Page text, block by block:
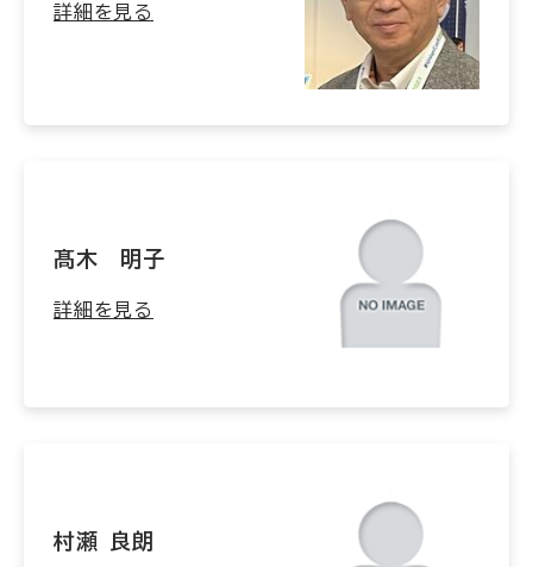
詳細を見る
髙木 明子
詳細を見る
村瀬 良朗